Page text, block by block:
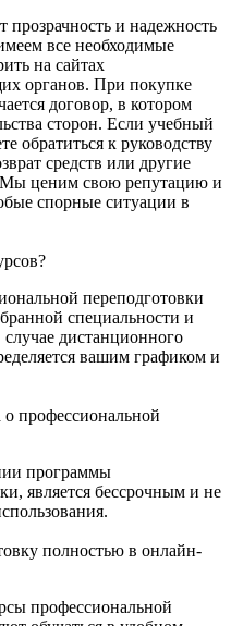
и надежность
все необходимые
на сайтах
органов. При покупке
договор, в котором
сторон. Если учебный
обратиться к руководству
средств или другие
Мы ценим свою репутацию и
спорные ситуации в
переподготовки
специальности и
случае дистанционного
вашим графиком и
профессиональной
программы
является бессрочным и не
полностью в онлайн-
профессиональной